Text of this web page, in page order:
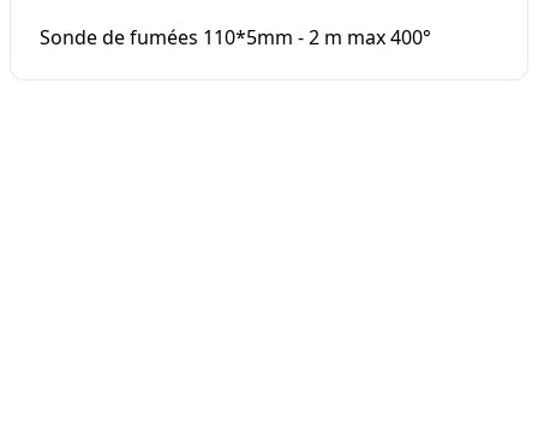
Sonde de fumées 110*5mm - 2 m max 400°